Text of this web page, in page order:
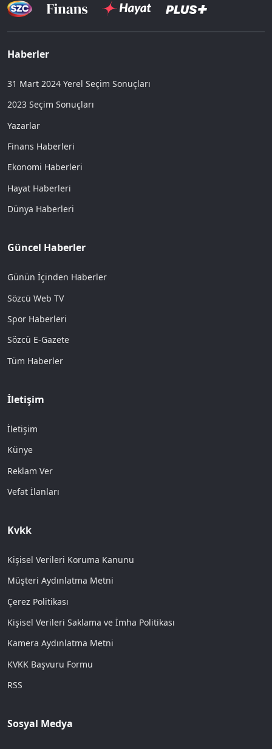
Haberler
31 Mart 2024 Yerel Seçim Sonuçları
2023 Seçim Sonuçları
Yazarlar
Finans Haberleri
Ekonomi Haberleri
Hayat Haberleri
Dünya Haberleri
Güncel Haberler
Günün İçinden Haberler
Sözcü Web TV
Spor Haberleri
Sözcü E-Gazete
Tüm Haberler
İletişim
İletişim
Künye
Reklam Ver
Vefat İlanları
Kvkk
Kişisel Verileri Koruma Kanunu
Müşteri Aydınlatma Metni
Çerez Politikası
Kişisel Verileri Saklama ve İmha Politikası
Kamera Aydınlatma Metni
KVKK Başvuru Formu
RSS
Sosyal Medya